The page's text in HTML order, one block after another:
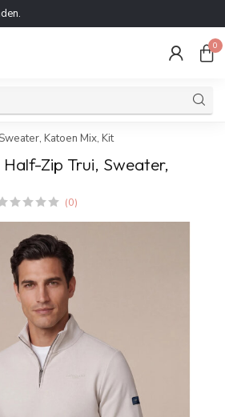
0
Katoen Mix, Kit
Zip Trui, Sweater,
(0)